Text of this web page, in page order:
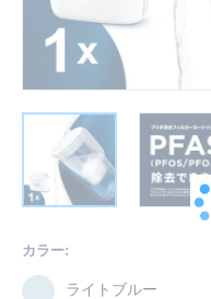
カラー:
ライトブルー